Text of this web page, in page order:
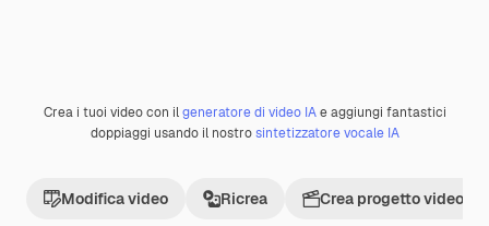
Premium
Crea i tuoi video con ilgeneratore di video IAe aggiungi fantastici
doppiaggi usando il nostrosintetizzatore vocale IA
Modifica video Ricrea Crea progetto video